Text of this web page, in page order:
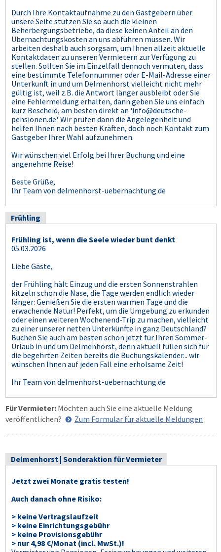
Durch Ihre Kontaktaufnahme zu den Gastgebern über
unsere Seite stützen Sie so auch die kleinen
Beherbergungsbetriebe, da diese keinen Anteil an den
Übernachtungskosten an uns abführen müssen. Wir
arbeiten deshalb auch sorgsam, um Ihnen allzeit aktuelle
Kontaktdaten zu unseren Vermietern zur Verfügung zu
stellen. Sollten Sie im Einzelfall dennoch vermuten, dass
eine bestimmte Telefonnummer oder E-Mail-Adresse einer
Unterkunft in und um Delmenhorst vielleicht nicht mehr
gültig ist, weil z.B. die Antwort länger ausbleibt oder Sie
eine Fehlermeldung erhalten, dann geben Sie uns einfach
kurz Bescheid, am besten direkt an 'info@deutsche-
pensionen.de'. Wir prüfen dann die Angelegenheit und
helfen Ihnen nach besten Kräften, doch noch Kontakt zum
Gastgeber Ihrer Wahl aufzunehmen.
Wir wünschen viel Erfolg bei Ihrer Buchung und eine
angenehme Reise!
Beste Grüße,
Ihr Team von delmenhorst-uebernachtung.de
Frühling
Frühling ist, wenn die Seele wieder bunt denkt
05.03.2026
Liebe Gäste,
der Frühling hält Einzug und die ersten Sonnenstrahlen
kitzeln schon die Nase, die Tage werden endlich wieder
länger: Genießen Sie die ersten warmen Tage und die
erwachende Natur! Perfekt, um die Umgebung zu erkunden
oder einen weiteren Wochenend-Trip zu machen, vielleicht
zu einer unserer netten Unterkünfte in ganz Deutschland?
Buchen Sie auch am besten schon jetzt für Ihren Sommer-
Urlaub in und um Delmenhorst, denn aktuell füllen sich für
die begehrten Zeiten bereits die Buchungskalender... wir
wünschen Ihnen auf jeden Fall eine erholsame Zeit!
Ihr Team von delmenhorst-uebernachtung.de
Für Vermieter: Möchten auch Sie eine aktuelle Meldung
veröffentlichen?
Zum Formular für aktuelle Meldungen
Delmenhorst | Sonderaktion für Vermieter
Jetzt zwei Monate gratis testen!
Auch danach ohne Risiko:
> keine Vertragslaufzeit
> keine Einrichtungsgebühr
> keine Provisionsgebühr
> nur 4,98 €/Monat (incl. MwSt.)!